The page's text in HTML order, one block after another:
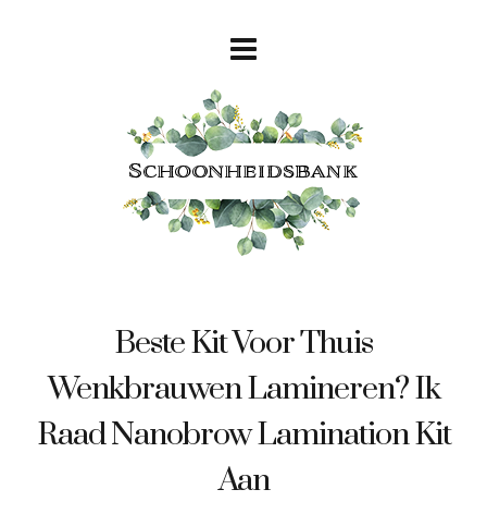
Beste Kit Voor Thuis
Wenkbrauwen Lamineren? Ik
Raad Nanobrow Lamination Kit
Aan